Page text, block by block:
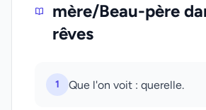
mère/Beau-père
rêves
1 Que l'on voit : querelle.